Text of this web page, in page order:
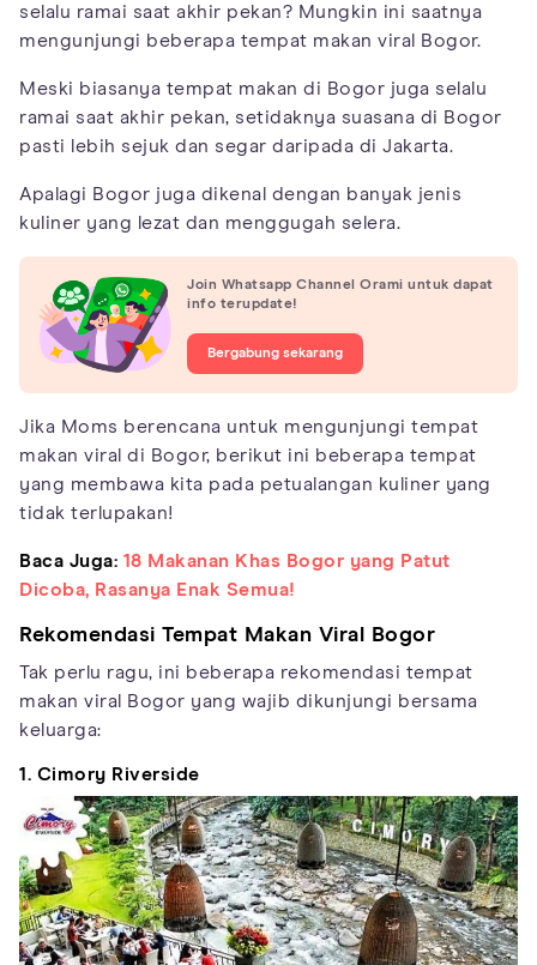
selalu ramai saat akhir pekan? Mungkin ini saatnya
mengunjungi beberapa tempat makan viral Bogor.
Meski biasanya tempat makan di Bogor juga selalu
ramai saat akhir pekan, setidaknya suasana di Bogor
pasti lebih sejuk dan segar daripada di Jakarta.
Apalagi Bogor juga dikenal dengan banyak jenis
kuliner yang lezat dan menggugah selera.
Join Whatsapp Channel Orami untuk dapat
info terupdate!
Bergabung sekarang
Jika Moms berencana untuk mengunjungi tempat
makan viral di Bogor, berikut ini beberapa tempat
yang membawa kita pada petualangan kuliner yang
tidak terlupakan!
Baca Juga: 18 Makanan Khas Bogor yang Patut
Dicoba, Rasanya Enak Semua!
Rekomendasi Tempat Makan Viral Bogor
Tak perlu ragu, ini beberapa rekomendasi tempat
makan viral Bogor yang wajib dikunjungi bersama
keluarga:
1. Cimory Riverside